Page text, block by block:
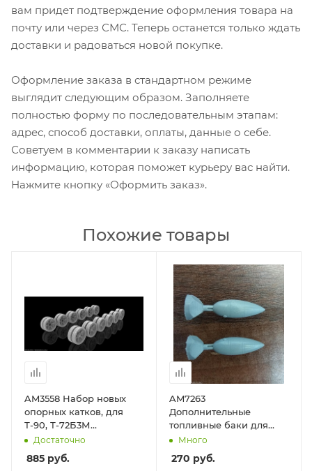
вам придет подтверждение оформления товара на
почту или через СМС. Теперь останется только ждать
доставки и радоваться новой покупке.
Оформление заказа в стандартном режиме
выглядит следующим образом. Заполняете
полностью форму по последовательным этапам:
адрес, способ доставки, оплаты, данные о себе.
Советуем в комментарии к заказу написать
информацию, которая поможет курьеру вас найти.
Нажмите кнопку «Оформить заказ».
Похожие товары
AM3558 Набор новых
опорных катков, для
Т-90, Т-72Б3М
(Б4),Т-90МС, БМПТ
Arma Models 1/35
Достаточно
885 руб.
AM7263
Дополнительные
топливные баки для
создания модификации
ПЕ2Р (2шт) ( Разведчик)
1/72 Arma Models
Много
270 руб.